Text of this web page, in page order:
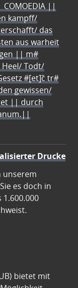
||
kampff/
das
aus warheit
|| m#
Todt/
#[et]c̃ tr#
gewissen/
|| durch
Drucke
unserem
es doch in
bietet mit